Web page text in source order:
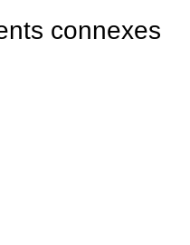
connexes